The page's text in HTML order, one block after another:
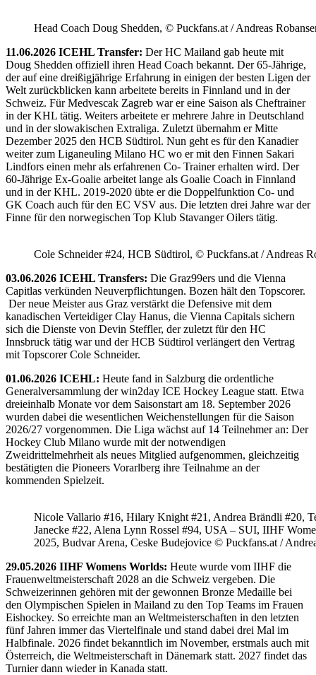
Head Coach Doug Shedden, © Puckfans.at / Andreas
11.06.2026 ICEHL Transfer: Der HC Mailand gab heute mit
Doug Shedden offiziell ihren Head Coach bekannt. Der 65-Jährige,
der auf eine dreißigjährige Erfahrung in einigen der besten Ligen der
Welt zurückblicken kann arbeitete bereits in Finnland und in der
Schweiz. Für Medvescak Zagreb war er eine Saison als Cheftrainer
in der KHL tätig. Weiters arbeitete er mehrere Jahre in Deutschland
und in der slowakischen Extraliga. Zuletzt übernahm er Mitte
Dezember 2025 den HCB Südtirol. Nun geht es für den Kanadier
weiter zum Liganeuling Milano HC wo er mit den Finnen Sakari
Lindfors einen mehr als erfahrenen Co- Trainer erhalten wird. Der
60-Jährige Ex-Goalie arbeitet lange als Goalie Coach in Finnland
und in der KHL. 2019-2020 übte er die Doppelfunktion Co- und
GK Coach auch für den EC VSV aus. Die letzten drei Jahre war der
Finne für den norwegischen Top Klub Stavanger Oilers tätig.
Cole Schneider #24, HCB Südtirol, © Puckfans.at / Andreas
03.06.2026 ICEHL Transfers: Die Graz99ers und die Vienna
Capitlas verkünden Neuverpflichtungen. Bozen hält den Topscorer.
Der neue Meister aus Graz verstärkt die Defensive mit dem
kanadischen Verteidiger Clay Hanus, die Vienna Capitals sichern
sich die Dienste von Devin Steffler, der zuletzt für den HC
Innsbruck tätig war und der HCB Südtirol verlängert den Vertrag
mit Topscorer Cole Schneider.
01.06.2026 ICEHL: Heute fand in Salzburg die ordentliche
Generalversammlung der win2day ICE Hockey League statt. Etwa
dreieinhalb Monate vor dem Saisonstart am 18. September 2026
wurden dabei die wesentlichen Weichenstellungen für die Saison
2026/27 vorgenommen. Die Liga wächst auf 14 Teilnehmer an: Der
Hockey Club Milano wurde mit der notwendigen
Zweidrittelmehrheit als neues Mitglied aufgenommen, gleichzeitig
bestätigten die Pioneers Vorarlberg ihre Teilnahme an der
kommenden Spielzeit.
Nicole Vallario #16, Hilary Knight #21, Andrea Brändli #20,
Janecke #22, Alena Lynn Rossel #94, USA – SUI, IIHF
2025, Budvar Arena, Ceske Budejovice © Puckfans.at /
29.05.2026 IIHF Womens Worlds: Heute wurde vom IIHF die
Frauenweltmeisterschaft 2028 an die Schweiz vergeben. Die
Schweizerinnen gehören mit der gewonnen Bronze Medaille bei
den Olympischen Spielen in Mailand zu den Top Teams im Frauen
Eishockey. So erreichte man an Weltmeisterschaften in den letzten
fünf Jahren immer das Viertelfinale und stand dabei drei Mal im
Halbfinale. 2026 findet bekanntlich im November, erstmals auch mit
Österreich, die Weltmeisterschaft in Dänemark statt. 2027 findet das
Turnier dann wieder in Kanada statt.